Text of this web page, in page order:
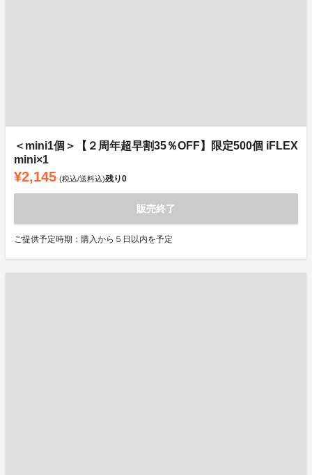
＜mini1個＞【２周年超早割35％OFF】限定500個 iFLEX
mini×1
¥2,145 (税込/送料込)残り0
販売終了
ご提供予定時期：購入から５日以内を予定